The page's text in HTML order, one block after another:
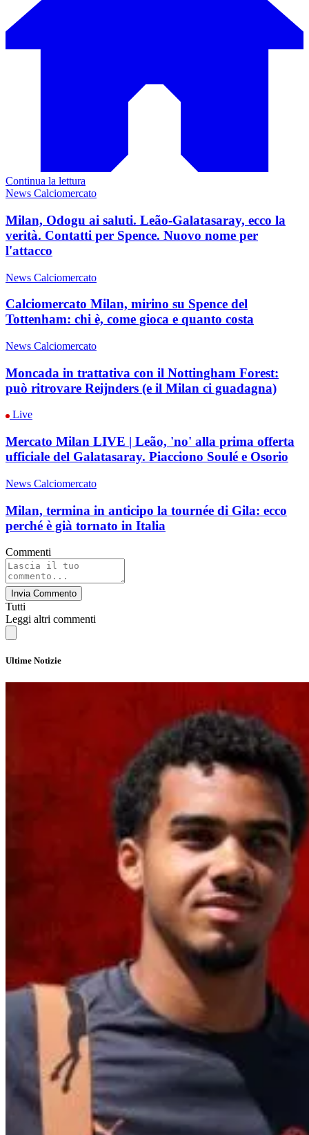
Continua la lettura
News Calciomercato
Milan, Odogu ai saluti. Leão-Galatasaray, ecco la
verità. Contatti per Spence. Nuovo nome per
l'attacco
News Calciomercato
Calciomercato Milan, mirino su Spence del
Tottenham: chi è, come gioca e quanto costa
News Calciomercato
Moncada in trattativa con il Nottingham Forest:
può ritrovare Reijnders (e il Milan ci guadagna)
Live
Mercato Milan LIVE | Leão, 'no' alla prima offerta
ufficiale del Galatasaray. Piacciono Soulé e Osorio
News Calciomercato
Milan, termina in anticipo la tournée di Gila: ecco
perché è già tornato in Italia
Commenti
Invia Commento
Tutti
Leggi altri commenti
Ultime Notizie